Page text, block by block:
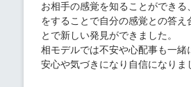
お相手の感覚を知ることができる
をすることで自分の感覚との答え
とで新しい発見ができました。
相モデルでは不安や心配事も一緒
安心や気づきになり自信になりま